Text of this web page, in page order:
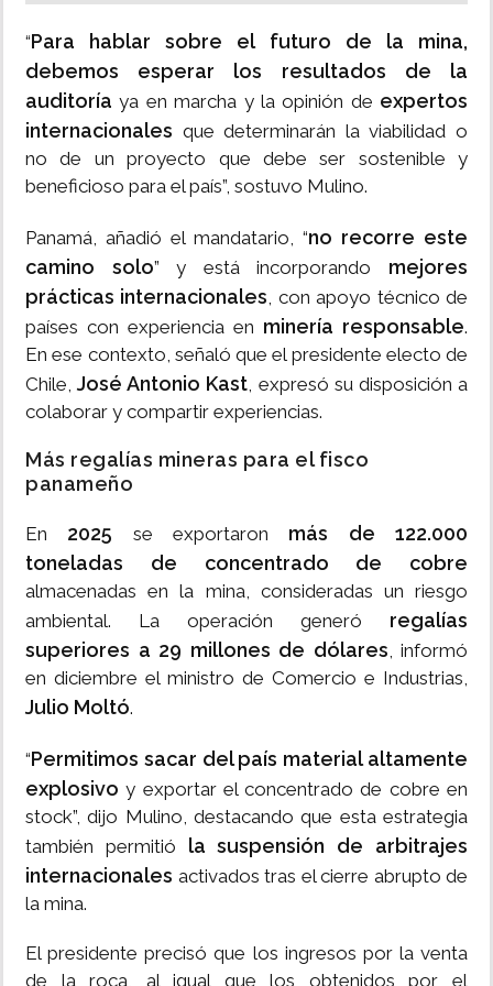
“Para hablar sobre el futuro de la mina,
debemos esperar los resultados de la
auditoría ya en marcha y la opinión de expertos
internacionales que determinarán la viabilidad o
no de un proyecto que debe ser sostenible y
beneficioso para el país”, sostuvo Mulino.
Panamá, añadió el mandatario, “no recorre este
camino solo” y está incorporando mejores
prácticas internacionales, con apoyo técnico de
países con experiencia en minería responsable.
En ese contexto, señaló que el presidente electo de
Chile,José Antonio Kast, expresó su disposición a
colaborar y compartir experiencias.
Más regalías mineras para el fisco
panameño
En 2025 se exportaron más de 122.000
toneladas de concentrado de cobre
almacenadas en la mina, consideradas un riesgo
ambiental. La operación generó regalías
superiores a 29 millones de dólares, informó
en diciembre el ministro de Comercio e Industrias,
Julio Moltó.
“Permitimos sacar del país material altamente
explosivo y exportar el concentrado de cobre en
stock”, dijo Mulino, destacando que esta estrategia
también permitió la suspensión de arbitrajes
internacionales activados tras el cierre abrupto de
la mina.
El presidente precisó que los ingresos por la venta
de la roca, al igual que los obtenidos por el